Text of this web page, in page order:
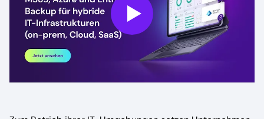
Play